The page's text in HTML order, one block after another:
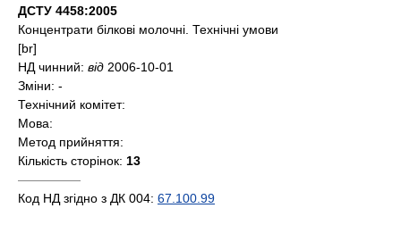
ДСТУ 4458:2005
Концентрати білкові молочні. Технічні умови
[br]
НД чинний: від 2006-10-01
Зміни: -
Технічний комітет:
Мова:
Метод прийняття:
Кількість сторінок: 13
—————
Код НД згідно з ДК 004: 67.100.99